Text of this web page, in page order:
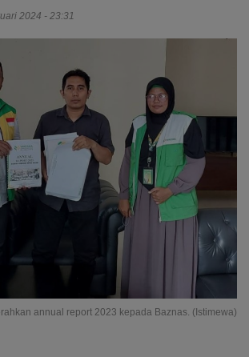
2024 - 23:31
annual report 2023 kepada Baznas. (Istimewa)